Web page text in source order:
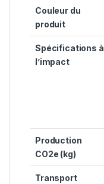
Couleur du
produit
Spécifications à
l’impact
Production
CO2e (kg)
Transport